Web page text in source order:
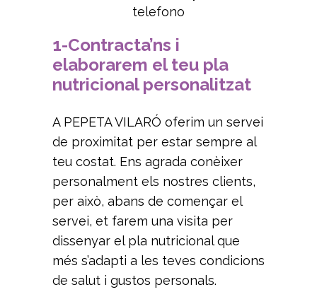
1-Contracta’ns i
elaborarem el teu pla
nutricional personalitzat
A PEPETA VILARÓ oferim un servei
de proximitat per estar sempre al
teu costat. Ens agrada conèixer
personalment els nostres clients,
per això, abans de començar el
servei, et farem una visita per
dissenyar el pla nutricional que
més s’adapti a les teves condicions
de salut i gustos personals.